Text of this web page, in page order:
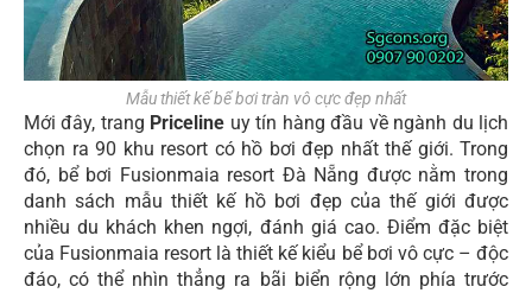
Mẫu thiết kế bể bơi tràn vô cực đẹp nhất
Mới đây, trang Priceline uy tín hàng đầu về ngành du lịch
chọn ra 90 khu resort có hồ bơi đẹp nhất thế giới. Trong
đó, bể bơi Fusionmaia resort Đà Nẵng được nằm trong
danh sách mẫu thiết kế hồ bơi đẹp của thế giới được
nhiều du khách khen ngợi, đánh giá cao. Điểm đặc biệt
của Fusionmaia resort là thiết kế kiểu bể bơi vô cực – độc
đáo, có thể nhìn thẳng ra bãi biển rộng lớn phía trước